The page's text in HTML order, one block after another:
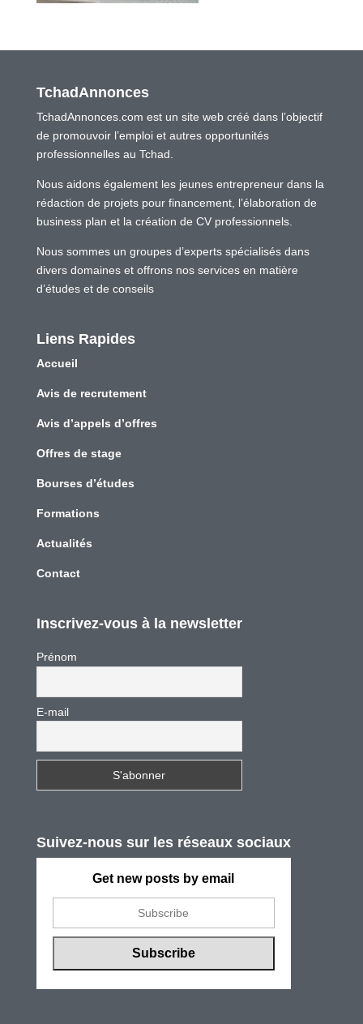
TchadAnnonces
TchadAnnonces.com est un site web créé dans l’objectif
de promouvoir l’emploi et autres opportunités
professionnelles au Tchad.
Nous aidons également les jeunes entrepreneur dans la
rédaction de projets pour financement, l’élaboration de
business plan et la création de CV professionnels.
Nous sommes un groupes d’experts spécialisés dans
divers domaines et offrons nos services en matière
d’études et de conseils
Liens Rapides
Accueil
Avis de recrutement
Avis d’appels d’offres
Offres de stage
Bourses d’études
Formations
Actualités
Contact
Inscrivez-vous à la newsletter
Prénom
E-mail
Suivez-nous sur les réseaux sociaux
Get new posts by email